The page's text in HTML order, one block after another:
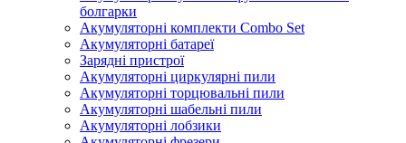
болгарки
Акумуляторні комплекти Combo Set
Акумуляторні батареї
Зарядні пристрої
Акумуляторні циркулярні пили
Акумуляторні торцювальні пили
Акумуляторні шабельні пили
Акумуляторні лобзики